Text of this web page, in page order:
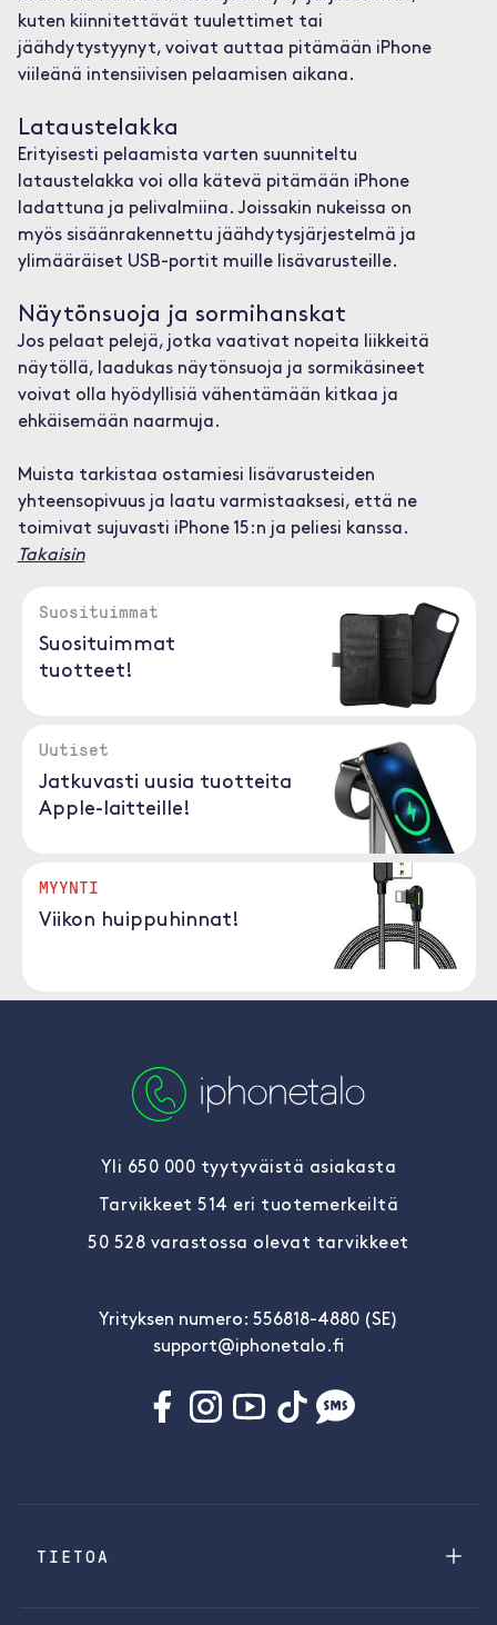
kuten kiinnitettävät tuulettimet tai
jäähdytystyynyt, voivat auttaa pitämään iPhone
viileänä intensiivisen pelaamisen aikana.
Lataustelakka
Erityisesti pelaamista varten suunniteltu
lataustelakka voi olla kätevä pitämään iPhone
ladattuna ja pelivalmiina. Joissakin nukeissa on
myös sisäänrakennettu jäähdytysjärjestelmä ja
ylimääräiset USB-portit muille lisävarusteille.
Näytönsuoja ja sormihanskat
Jos pelaat pelejä, jotka vaativat nopeita liikkeitä
näytöllä, laadukas näytönsuoja ja sormikäsineet
voivat olla hyödyllisiä vähentämään kitkaa ja
ehkäisemään naarmuja.
Muista tarkistaa ostamiesi lisävarusteiden
yhteensopivuus ja laatu varmistaaksesi, että ne
toimivat sujuvasti iPhone 15:n ja peliesi kanssa.
Takaisin
Suosituimmat
Suosituimmat
tuotteet!
Uutiset
Jatkuvasti uusia tuotteita
Apple-laitteille!
MYYNTI
Viikon huippuhinnat!
Yli 650 000 tyytyväistä asiakasta
Tarvikkeet 514 eri tuotemerkeiltä
50 528 varastossa olevat tarvikkeet
Yrityksen numero: 556818-4880 (SE)
support@iphonetalo.fi
TIETOA